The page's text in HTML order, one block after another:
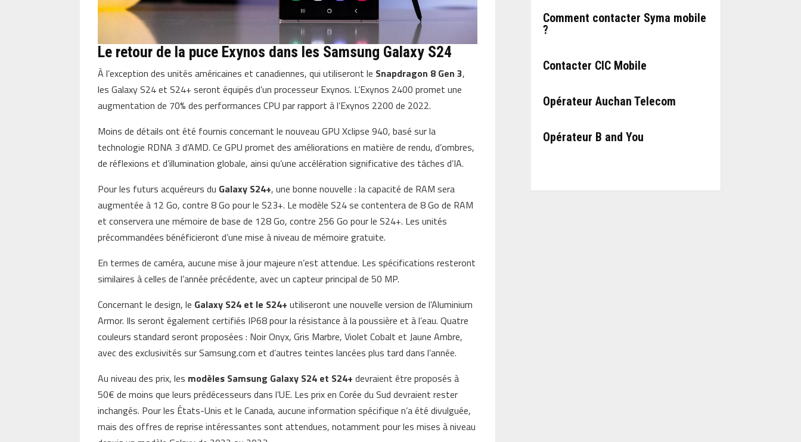
Le retour de la puce Exynos dans les Samsung Galaxy S24
À l’exception des unités américaines et canadiennes, qui utiliseront le Snapdragon 8 Gen 3,
les Galaxy S24 et S24+ seront équipés d’un processeur Exynos. L’Exynos 2400 promet une
augmentation de 70% des performances CPU par rapport à l’Exynos 2200 de 2022.
Moins de détails ont été fournis concernant le nouveau GPU Xclipse 940, basé sur la
technologie RDNA 3 d’AMD. Ce GPU promet des améliorations en matière de rendu, d’ombres,
de réflexions et d’illumination globale, ainsi qu’une accélération significative des tâches d’IA.
Pour les futurs acquéreurs du Galaxy S24+, une bonne nouvelle : la capacité de RAM sera
augmentée à 12 Go, contre 8 Go pour le S23+. Le modèle S24 se contentera de 8 Go de RAM
et conservera une mémoire de base de 128 Go, contre 256 Go pour le S24+. Les unités
précommandées bénéficieront d’une mise à niveau de mémoire gratuite.
En termes de caméra, aucune mise à jour majeure n’est attendue. Les spécifications resteront
similaires à celles de l’année précédente, avec un capteur principal de 50 MP.
Concernant le design, le Galaxy S24 et le S24+ utiliseront une nouvelle version de l’Aluminium
Armor. Ils seront également certifiés IP68 pour la résistance à la poussière et à l’eau. Quatre
couleurs standard seront proposées : Noir Onyx, Gris Marbre, Violet Cobalt et Jaune Ambre,
avec des exclusivités sur Samsung.com et d’autres teintes lancées plus tard dans l’année.
Au niveau des prix, les modèles Samsung Galaxy S24 et S24+ devraient être proposés à
50€ de moins que leurs prédécesseurs dans l’UE. Les prix en Corée du Sud devraient rester
inchangés. Pour les États-Unis et le Canada, aucune information spécifique n’a été divulguée,
mais des offres de reprise intéressantes sont attendues, notamment pour les mises à niveau
Comment contacter Syma mobile
?
Contacter CIC Mobile
Opérateur Auchan Telecom
Opérateur B and You